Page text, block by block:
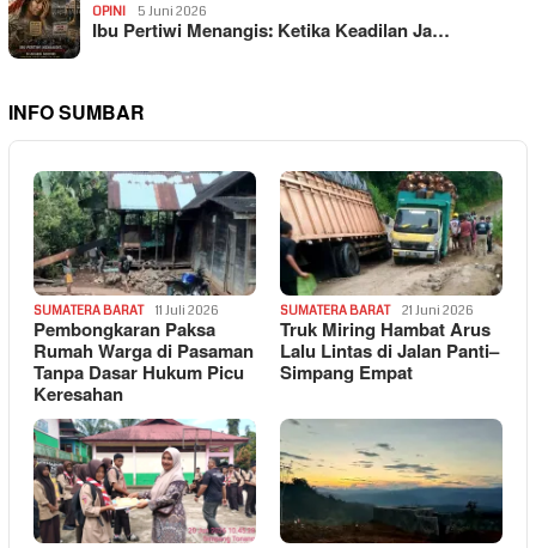
OPINI 5 Juni 2026
Ibu Pertiwi Menangis: Ketika Keadilan Ja…
INFO SUMBAR
SUMATERA BARAT 11 Juli 2026
Pembongkaran Paksa
Rumah Warga di Pasaman
Tanpa Dasar Hukum Picu
Keresahan
SUMATERA BARAT 21 Juni 2026
Truk Miring Hambat Arus
Lalu Lintas di Jalan Panti–
Simpang Empat